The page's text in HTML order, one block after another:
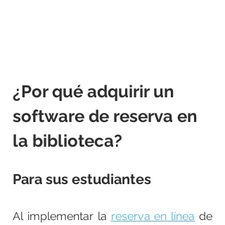
¿Por qué adquirir un
software de reserva en
la biblioteca?
Para sus estudiantes
Al implementar la reserva en línea de